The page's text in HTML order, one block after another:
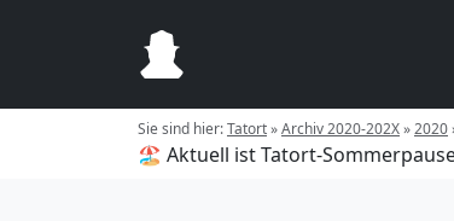
Sie sind hier:Tatort»Archiv 2020-202X»2020
🏖️ Aktuell ist Tatort-